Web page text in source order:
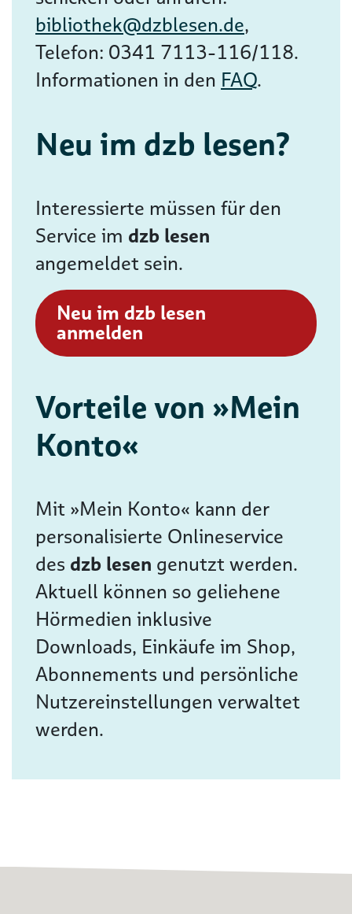
bibliothek@dzblesen.de,
Telefon: 0341 7113-116/118.
Informationen in den FAQ.
Neu im dzb lesen?
Interessierte müssen für den
Service im dzb lesen
angemeldet sein.
Neu im dzb lesen
anmelden
Vorteile von »Mein
Konto«
Mit »Mein Konto« kann der
personalisierte Onlineservice
des dzb lesen genutzt werden.
Aktuell können so geliehene
Hörmedien inklusive
Downloads, Einkäufe im Shop,
Abonnements und persönliche
Nutzereinstellungen verwaltet
werden.